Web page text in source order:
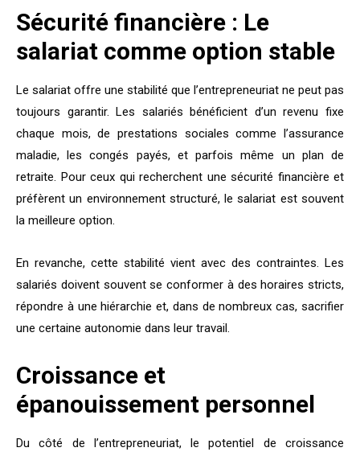
Sécurité financière : Le
salariat comme option stable
Le salariat offre une stabilité que l’entrepreneuriat ne peut pas
toujours garantir. Les salariés bénéficient d’un revenu fixe
chaque mois, de prestations sociales comme l’assurance
maladie, les congés payés, et parfois même un plan de
retraite. Pour ceux qui recherchent une sécurité financière et
préfèrent un environnement structuré, le salariat est souvent
la meilleure option.
En revanche, cette stabilité vient avec des contraintes. Les
salariés doivent souvent se conformer à des horaires stricts,
répondre à une hiérarchie et, dans de nombreux cas, sacrifier
une certaine autonomie dans leur travail.
Croissance et
épanouissement personnel
Du côté de l’entrepreneuriat, le potentiel de croissance